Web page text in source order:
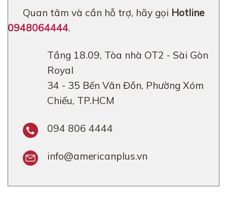
Quan tâm và cần hỗ trợ, hãy gọi Hotline
0948064444.
Tầng 18.09, Tòa nhà OT2 - Sài Gòn
Royal
34 - 35 Bến Vân Đồn, Phường Xóm
Chiếu, TP.HCM
094 806 4444
info@americanplus.vn